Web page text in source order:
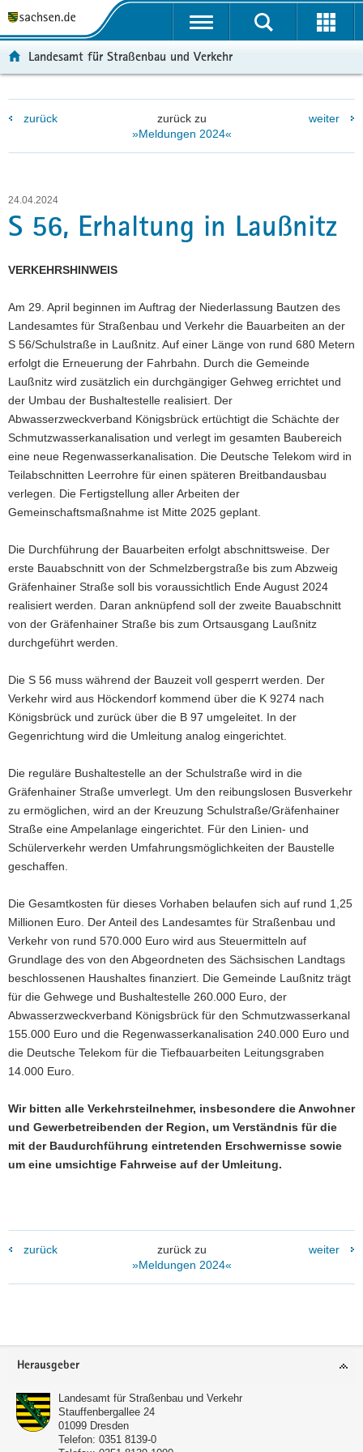
t
l
e
g
r
e
f
n
d
e
N
a
v
i
g
a
t
i
o
t
l
v
g
a
t
o
p
i
a
t
t
r
e
e
i
c
Landesamt für Straßenbau und Verkehr
zurück
zurück zu
»Meldungen 2024«
weiter
24.04.2024
S 56, Erhaltung in Laußnitz
VERKEHRSHINWEIS
Am 29. April beginnen im Auftrag der Niederlassung Bautzen des
Landesamtes für Straßenbau und Verkehr die Bauarbeiten an der
S 56/Schulstraße in Laußnitz. Auf einer Länge von rund 680 Metern
erfolgt die Erneuerung der Fahrbahn. Durch die Gemeinde
Laußnitz wird zusätzlich ein durchgängiger Gehweg errichtet und
der Umbau der Bushaltestelle realisiert. Der
Abwasserzweckverband Königsbrück ertüchtigt die Schächte der
Schmutzwasserkanalisation und verlegt im gesamten Baubereich
eine neue Regenwasserkanalisation. Die Deutsche Telekom wird in
Teilabschnitten Leerrohre für einen späteren Breitbandausbau
verlegen. Die Fertigstellung aller Arbeiten der
Gemeinschaftsmaßnahme ist Mitte 2025 geplant.
Die Durchführung der Bauarbeiten erfolgt abschnittsweise. Der
erste Bauabschnitt von der Schmelzbergstraße bis zum Abzweig
Gräfenhainer Straße soll bis voraussichtlich Ende August 2024
realisiert werden. Daran anknüpfend soll der zweite Bauabschnitt
von der Gräfenhainer Straße bis zum Ortsausgang Laußnitz
durchgeführt werden.
Die S 56 muss während der Bauzeit voll gesperrt werden. Der
Verkehr wird aus Höckendorf kommend über die K 9274 nach
Königsbrück und zurück über die B 97 umgeleitet. In der
Gegenrichtung wird die Umleitung analog eingerichtet.
Die reguläre Bushaltestelle an der Schulstraße wird in die
Gräfenhainer Straße umverlegt. Um den reibungslosen Busverkehr
zu ermöglichen, wird an der Kreuzung Schulstraße/Gräfenhainer
Straße eine Ampelanlage eingerichtet. Für den Linien- und
Schülerverkehr werden Umfahrungsmöglichkeiten der Baustelle
geschaffen.
Die Gesamtkosten für dieses Vorhaben belaufen sich auf rund 1,25
Millionen Euro. Der Anteil des Landesamtes für Straßenbau und
Verkehr von rund 570.000 Euro wird aus Steuermitteln auf
Grundlage des von den Abgeordneten des Sächsischen Landtags
beschlossenen Haushaltes finanziert. Die Gemeinde Laußnitz trägt
für die Gehwege und Bushaltestelle 260.000 Euro, der
Abwasserzweckverband Königsbrück für den Schmutzwasserkanal
155.000 Euro und die Regenwasserkanalisation 240.000 Euro und
die Deutsche Telekom für die Tiefbauarbeiten Leitungsgraben
14.000 Euro.
Wir bitten alle Verkehrsteilnehmer, insbesondere die Anwohner
und Gewerbetreibenden der Region, um Verständnis für die
mit der Baudurchführung eintretenden Erschwernisse sowie
um eine umsichtige Fahrweise auf der Umleitung.
zurück
zurück zu
»Meldungen 2024«
weiter
Footer-
Herausgeber
Landesamt für Straßenbau und Verkehr
Stauffenbergallee 24
01099 Dresden
Telefon: 0351 8139-0